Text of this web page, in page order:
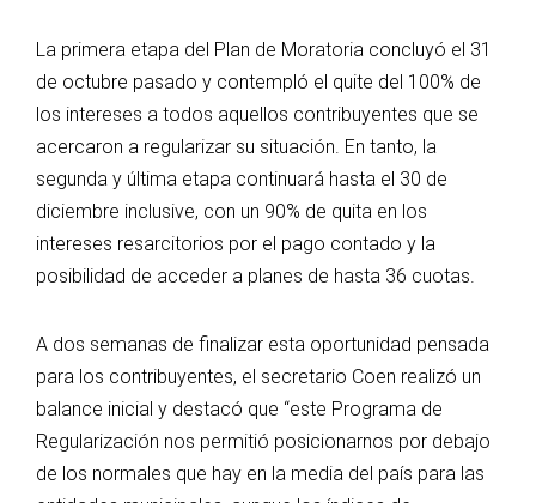
La primera etapa del Plan de Moratoria concluyó el 31
de octubre pasado y contempló el quite del 100% de
los intereses a todos aquellos contribuyentes que se
acercaron a regularizar su situación. En tanto, la
segunda y última etapa continuará hasta el 30 de
diciembre inclusive, con un 90% de quita en los
intereses resarcitorios por el pago contado y la
posibilidad de acceder a planes de hasta 36 cuotas.
A dos semanas de finalizar esta oportunidad pensada
para los contribuyentes, el secretario Coen realizó un
balance inicial y destacó que “este Programa de
Regularización nos permitió posicionarnos por debajo
de los normales que hay en la media del país para las